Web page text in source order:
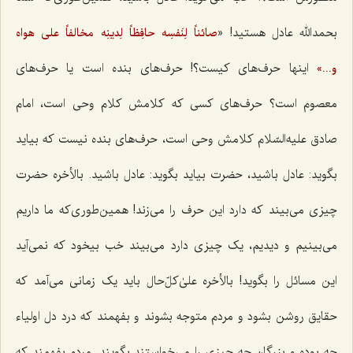
بحمدالله عادل هستید! «صائناً لِنَفسِه حافِظاً لِدینِه مخالفاً على هواه
و...» اینها حرف‌هاى کیست؟! حرف‌هاى بنده است یا حرف‌هاى
معصوم است؟ حرف‌هاى کسى که کلامش کلام وحى است، امام
صادق علیه‌السّلام کلامش وحى است، حرف‌هاى بنده نیست که بیاید
بگوید: عادل باشید، حضرت بیاید بگوید: عادل باشید. بالأخره حضرت
چیزى مى‌بیند که دارد این حرف را مى‌زند! همین‌طورى‌که ما داریم
مى‌بینیم و دیدیم، یک چیزى دارد مى‌بیند خب بیخود که نمى‌آید
این مسائل را بگوید! بالأخره علىٰ‌کلّ‌حال باید یک زمانى مى‌آمد که
حقایق روشن بشود و مردم متوجه بشوند و بفهمند که درد دل اولیاء